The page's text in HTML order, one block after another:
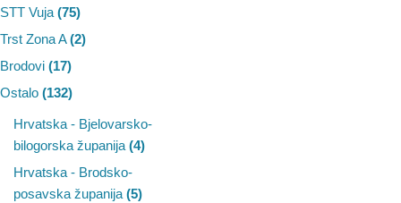
STT Vuja (75)
Trst Zona A(2)
Brodovi (17)
Ostalo (132)
Hrvatska - Bjelovarsko-
bilogorska županija (4)
Hrvatska - Brodsko-
posavska županija (5)